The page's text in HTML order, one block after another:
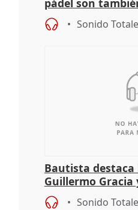
pádel son
encuentro y
Sonido
Bautista destaca
Guillermo Gracia
Mérida
Sonido